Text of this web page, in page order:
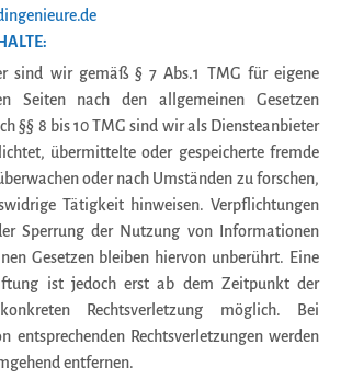
sind wir gemäß § 7 Abs.1 TMG für eigene
Seiten nach den allgemeinen Gesetzen
§§ 8 bis 10 TMG sind wir als Diensteanbieter
übermittelte oder gespeicherte fremde
oder nach Umständen zu forschen,
Tätigkeit hinweisen. Verpflichtungen
Sperrung der Nutzung von Informationen
Gesetzen bleiben hiervon unberührt. Eine
ist jedoch erst ab dem Zeitpunkt der
Rechtsverletzung möglich. Bei
entsprechenden Rechtsverletzungen werden
entfernen.